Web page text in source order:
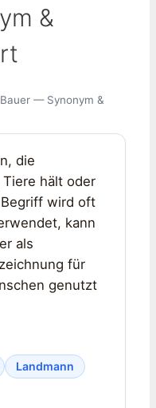
&
Bauer — Synonym &
die
hält oder
wird oft
kann
als
für
genutzt
Landmann